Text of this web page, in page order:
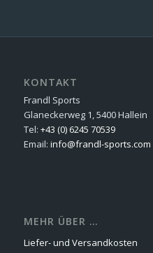
KONTAKT
Frandl Sports
Glaneckerweg 1, 5400 Hallein
Tel: +43 (0) 6245 70539
Email: info@frandl-sports.com
MEHR ÜBER …
Liefer- und Versandkosten